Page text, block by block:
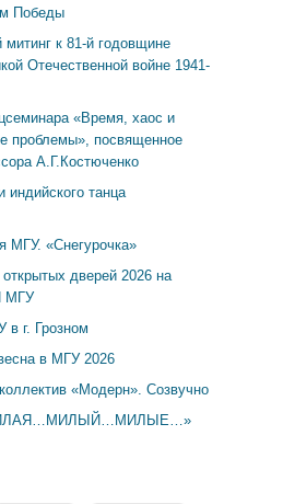
Победы
митинг к 81-й годовщине
Отечественной войне 1941-
«Время, хаос и
проблемы», посвященное
А.Г.Костюченко
индийского танца
МГУ. «Снегурочка»
дверей 2026 на
МГУ
г. Грозном
в МГУ 2026
«Модерн». Созвучно